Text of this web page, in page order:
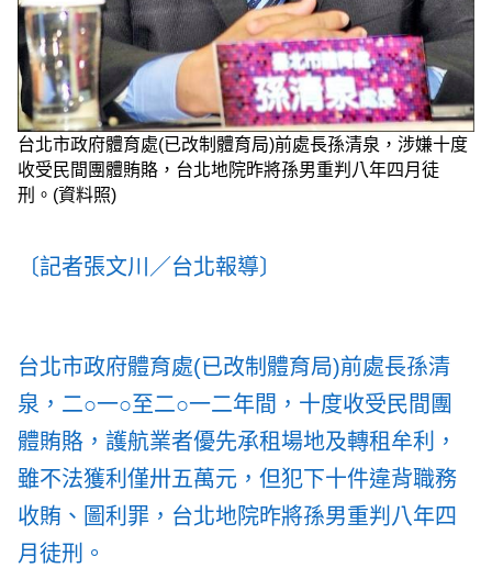
台北市政府體育處(已改制體育局)前處長孫清泉，涉嫌十度
收受民間團體賄賂，台北地院昨將孫男重判八年四月徒
刑。(資料照)
〔記者張文川／台北報導〕
台北市政府體育處(已改制體育局)前處長孫清
泉，二○一○至二○一二年間，十度收受民間團
體賄賂，護航業者優先承租場地及轉租牟利，
雖不法獲利僅卅五萬元，但犯下十件違背職務
收賄、圖利罪，台北地院昨將孫男重判八年四
月徒刑。